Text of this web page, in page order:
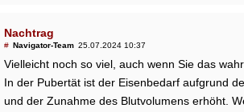
Nachtrag
# Navigator-Team 25.07.2024 10:37
Vielleicht noch so viel, auch wenn Sie das
In der Pubertät ist der Eisenbedarf aufgrund
und der Zunahme des Blutvolumens erhöht.